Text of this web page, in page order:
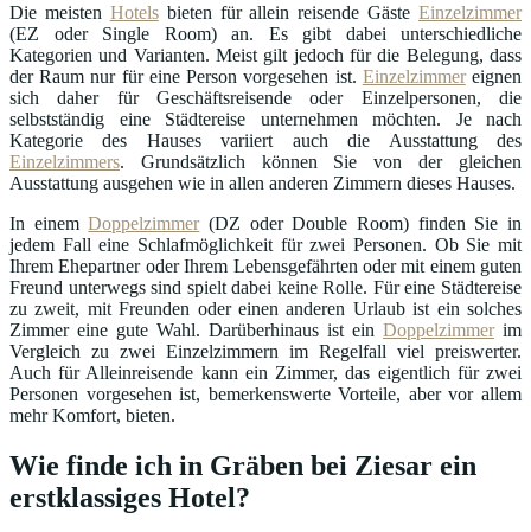
Die meisten Hotelsbieten für allein reisende Gäste Einzelzimmer
(EZ oder Single Room) an. Es gibt dabei unterschiedliche
Kategorien und Varianten. Meist gilt jedoch für die Belegung, dass
der Raum nur für eine Person vorgesehen ist. Einzelzimmereignen
sich daher für Geschäftsreisende oder Einzelpersonen, die
selbstständig eine Städtereise unternehmen möchten. Je nach
Kategorie des Hauses variiert auch die Ausstattung des
Einzelzimmers. Grundsätzlich können Sie von der gleichen
Ausstattung ausgehen wie in allen anderen Zimmern dieses Hauses.
In einemDoppelzimmer(DZ oder Double Room) finden Sie in
jedem Fall eine Schlafmöglichkeit für zwei Personen. Ob Sie mit
Ihrem Ehepartner oder Ihrem Lebensgefährten oder mit einem guten
Freund unterwegs sind spielt dabei keine Rolle. Für eine Städtereise
zu zweit, mit Freunden oder einen anderen Urlaub ist ein solches
Zimmer eine gute Wahl. Darüberhinaus ist ein Doppelzimmerim
Vergleich zu zwei Einzelzimmern im Regelfall viel preiswerter.
Auch für Alleinreisende kann ein Zimmer, das eigentlich für zwei
Personen vorgesehen ist, bemerkenswerte Vorteile, aber vor allem
mehr Komfort, bieten.
Wie finde ich in Gräben bei Ziesar ein
erstklassiges Hotel?